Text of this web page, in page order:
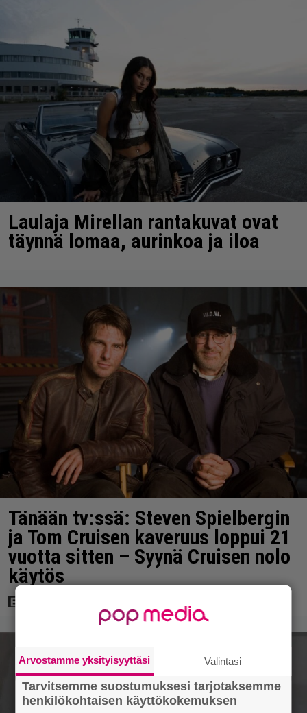
Laulaja Mirellan rantakuvat ovat
täynnä lomaa, aurinkoa ja iloa
Tänään tv:ssä: Steven Spielbergin
ja Tom Cruisen kaveruus loppui 21
vuotta sitten – Syynä Cruisen nolo
käytös
Arvostamme yksityisyyttäsi Valintasi
Tarvitsemme suostumuksesi tarjotaksemme
henkilökohtaisen käyttökokemuksen